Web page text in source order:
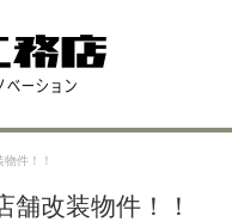
件！！
舗改装物件！！